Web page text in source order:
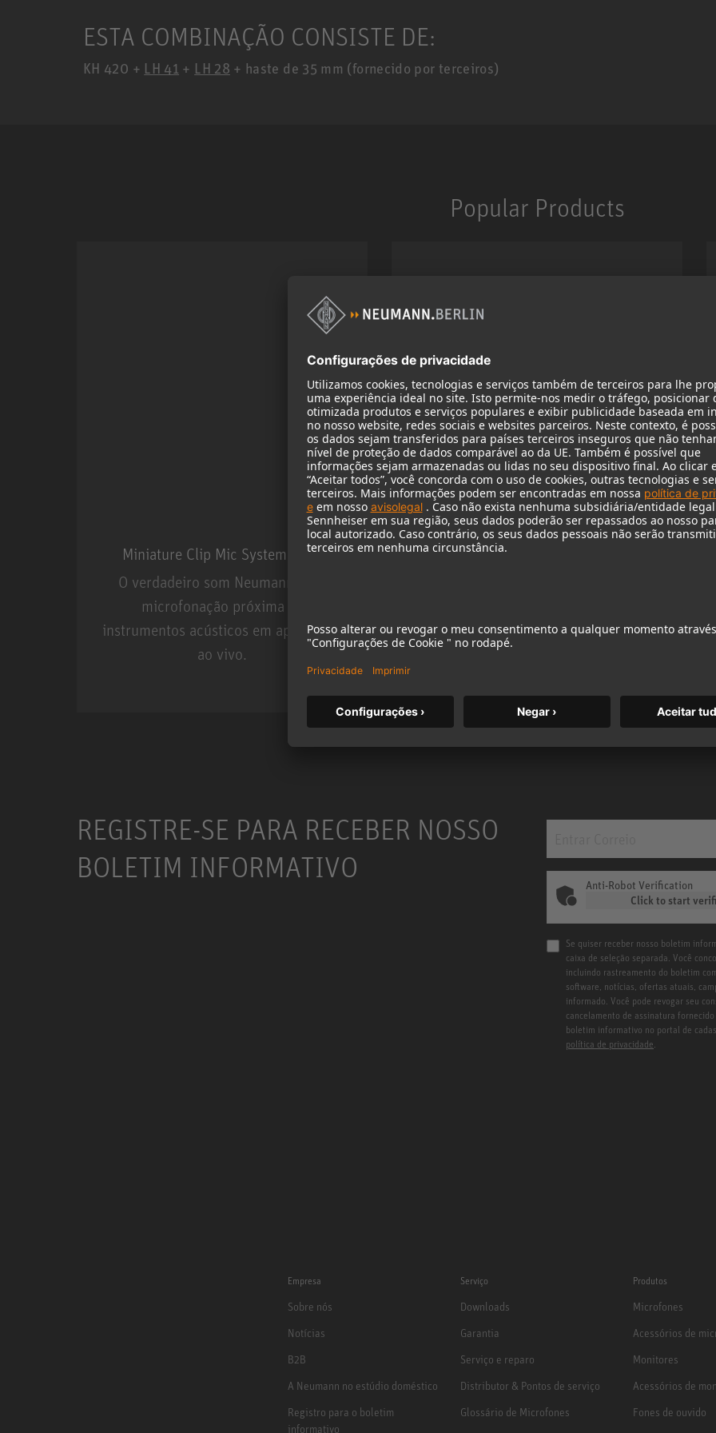
ESTA COMBINAÇÃO CONSISTE DE:
KH 420 + LH 41 + LH 28 + haste de 35 mm (fornecido por terceiros)
Popular Products
Miniature Clip Mic System MCM
O verdadeiro som Neumann para
microfonação próxima de
instrumentos acústicos em aplicações
ao vivo.
KH 120 II
patamar, com graves mais profundos,
maior resolução e potência DSP.
REGISTRE-SE PARA RECEBER NOSSO
BOLETIM INFORMATIVO
Anti-Robot Verification
Click to start
Se quiser receber nosso boletim
caixa de seleção separada. Você
incluindo rastreamento do boletim
software, notícias, ofertas atuais,
informado. Você pode revogar seu
cancelamento de assinatura
boletim informativo no portal de
política de privacidade.
Empresa
Sobre nós
Notícias
B2B
A Neumann no estúdio doméstico
Registro para o boletim
informativo
Serviço
Downloads
Garantia
Serviço e reparo
Distributor & Pontos de serviço
Glossário de Microfones
Produtos
Microfones
Acessórios de
Monitores
Acessórios de
Fones de ouvido